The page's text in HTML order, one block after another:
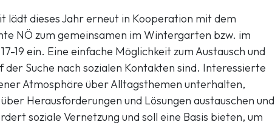
lädt dieses Jahr erneut in Kooperation mit dem
NÖ zum gemeinsamen im Wintergarten bzw. im
19 ein. Eine einfache Möglichkeit zum Austausch und
der Suche nach sozialen Kontakten sind. Interessierte
Atmosphäre über Alltagsthemen unterhalten,
Herausforderungen und Lösungen austauschen und
soziale Vernetzung und soll eine Basis bieten, um